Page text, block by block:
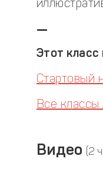
—
Этот
Стартовый
Все классы
Видео (2